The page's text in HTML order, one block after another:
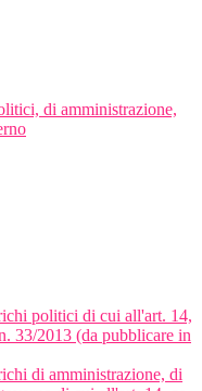
di amministrazione,
politici di cui all'art. 14,
33/2013 (da pubblicare in
di amministrazione, di